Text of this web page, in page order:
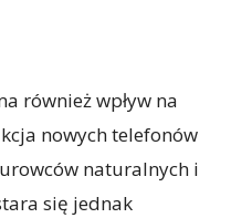
również wpływ na
nowych telefonów
naturalnych i
się jednak